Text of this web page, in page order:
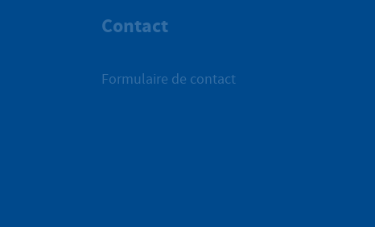
Contact
Formulaire de contact